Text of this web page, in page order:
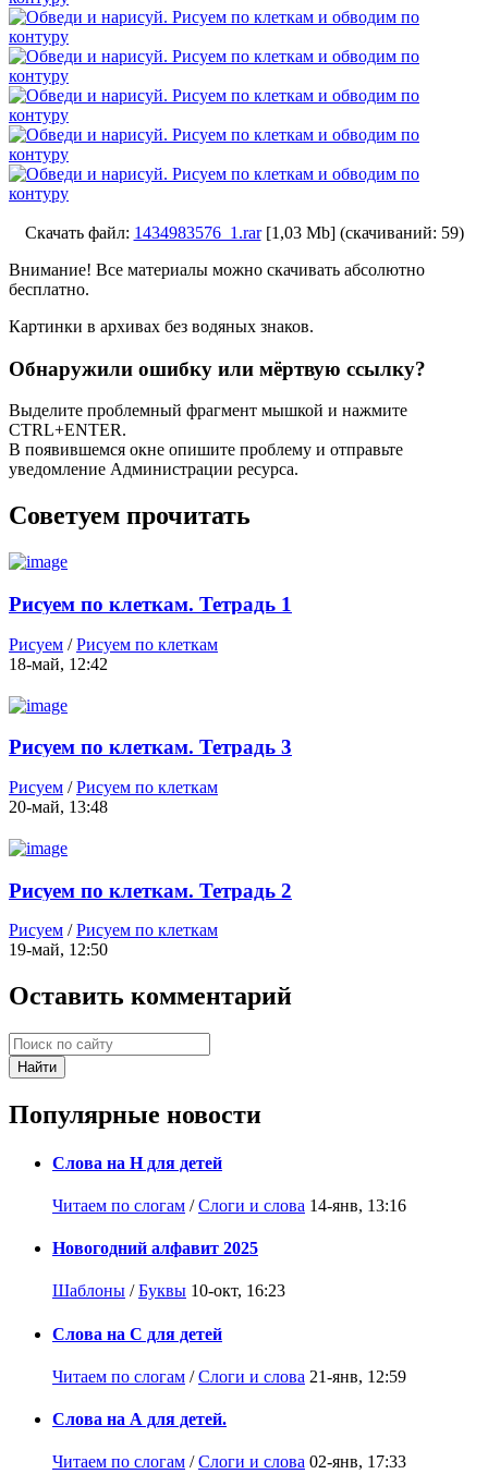
Скачать файл: 1434983576_1.rar[1,03 Mb] (cкачиваний: 59)
Внимание! Все материалы можно скачивать абсолютно
бесплатно.
Картинки в архивах без водяных знаков.
Обнаружили ошибку или мёртвую ссылку?
Выделите проблемный фрагмент мышкой и нажмите
CTRL+ENTER.
В появившемся окне опишите проблему и отправьте
уведомление Администрации ресурса.
Советуем прочитать
Рисуем по клеткам. Тетрадь 1
Рисуем /Рисуем по клеткам
18-май, 12:42
Рисуем по клеткам. Тетрадь 3
Рисуем /Рисуем по клеткам
20-май, 13:48
Рисуем по клеткам. Тетрадь 2
Рисуем /Рисуем по клеткам
19-май, 12:50
Оставить комментарий
Найти
Популярные новости
Слова на Н для детей
Читаем по слогам /Слоги и слова 14-янв, 13:16
Новогодний алфавит 2025
Шаблоны /Буквы 10-окт, 16:23
Слова на С для детей
Читаем по слогам /Слоги и слова 21-янв, 12:59
Слова на А для детей.
Читаем по слогам /Слоги и слова 02-янв, 17:33